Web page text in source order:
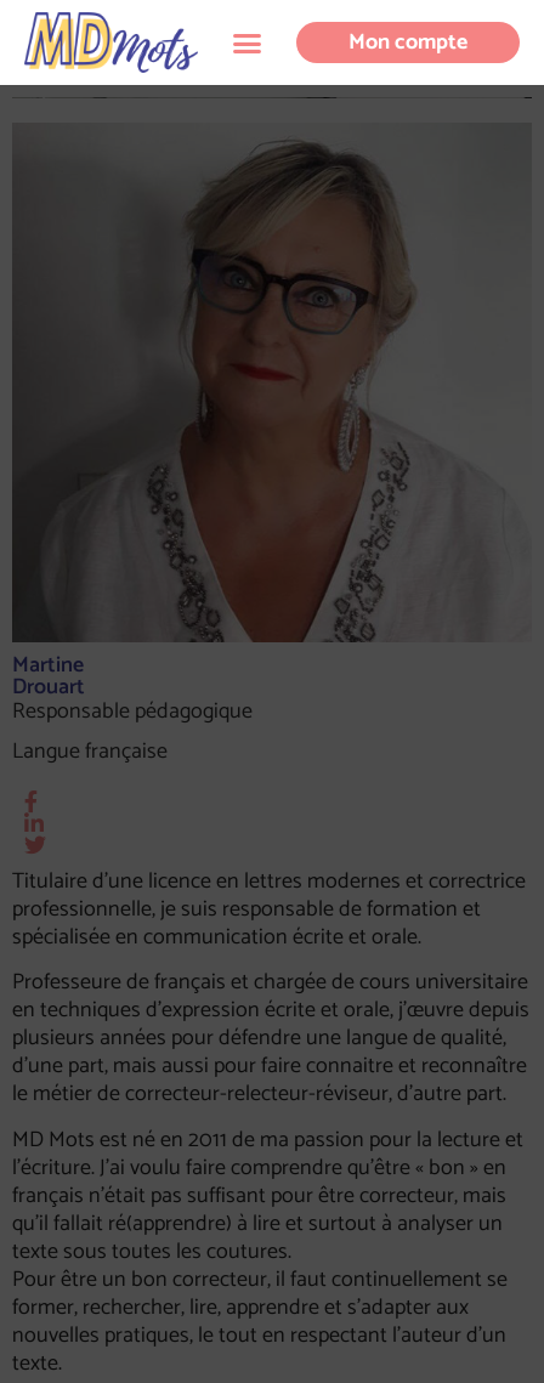
Mon compte
Martine
Drouart
Responsable pédagogique
Langue française
Titulaire d’une licence en lettres modernes et correctrice
professionnelle, je suis responsable de formation et
spécialisée en communication écrite et orale.
Professeure de français et chargée de cours universitaire
en techniques d’expression écrite et orale, j’œuvre depuis
plusieurs années pour défendre une langue de qualité,
d’une part, mais aussi pour faire connaitre et reconnaître
le métier de correcteur-relecteur-réviseur, d’autre part.
MD Mots est né en 2011 de ma passion pour la lecture et
l’écriture. J’ai voulu faire comprendre qu’être « bon » en
français n’était pas suffisant pour être correcteur, mais
qu’il fallait ré(apprendre) à lire et surtout à analyser un
texte sous toutes les coutures.
Pour être un bon correcteur, il faut continuellement se
former, rechercher, lire, apprendre et s’adapter aux
nouvelles pratiques, le tout en respectant l’auteur d’un
texte.